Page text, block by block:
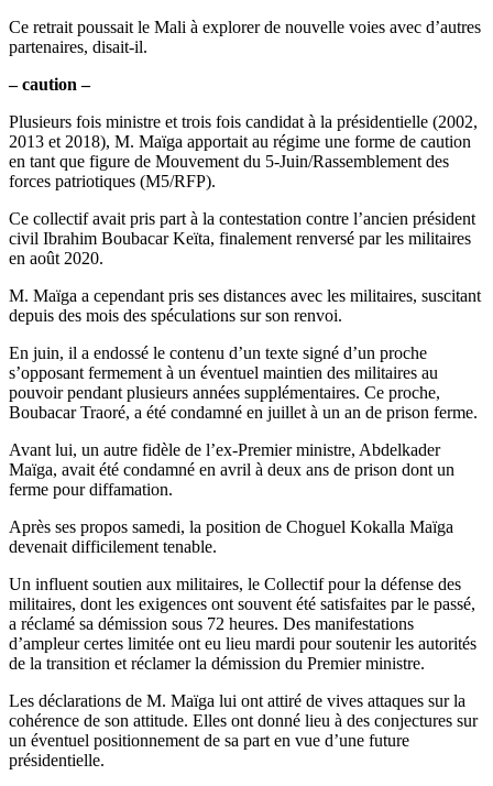
Ce retrait poussait le Mali à explorer de nouvelle voies avec d’autres
partenaires, disait-il.
– caution –
Plusieurs fois ministre et trois fois candidat à la présidentielle (2002,
2013 et 2018), M. Maïga apportait au régime une forme de caution
en tant que figure de Mouvement du 5-Juin/Rassemblement des
forces patriotiques (M5/RFP).
Ce collectif avait pris part à la contestation contre l’ancien président
civil Ibrahim Boubacar Keïta, finalement renversé par les militaires
en août 2020.
M. Maïga a cependant pris ses distances avec les militaires, suscitant
depuis des mois des spéculations sur son renvoi.
En juin, il a endossé le contenu d’un texte signé d’un proche
s’opposant fermement à un éventuel maintien des militaires au
pouvoir pendant plusieurs années supplémentaires. Ce proche,
Boubacar Traoré, a été condamné en juillet à un an de prison ferme.
Avant lui, un autre fidèle de l’ex-Premier ministre, Abdelkader
Maïga, avait été condamné en avril à deux ans de prison dont un
ferme pour diffamation.
Après ses propos samedi, la position de Choguel Kokalla Maïga
devenait difficilement tenable.
Un influent soutien aux militaires, le Collectif pour la défense des
militaires, dont les exigences ont souvent été satisfaites par le passé,
a réclamé sa démission sous 72 heures. Des manifestations
d’ampleur certes limitée ont eu lieu mardi pour soutenir les autorités
de la transition et réclamer la démission du Premier ministre.
Les déclarations de M. Maïga lui ont attiré de vives attaques sur la
cohérence de son attitude. Elles ont donné lieu à des conjectures sur
un éventuel positionnement de sa part en vue d’une future
présidentielle.